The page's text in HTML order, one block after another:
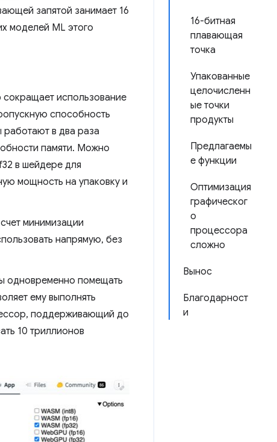
16-битная
плавающая
точка
Упакованные
целочисленн
ые точки
продукты
Предлагаемы
е функции
Оптимизация
графическог
о
процессора
сложно
Вынос
Благодарност
и
запятой занимает 16
моделей ML этого
сокращает использование
способность
работают в два раза
памяти. Можно
в шейдере для
мощность на упаковку и
минимизации
напрямую, без
одновременно помещать
ему выполнять
поддерживающий до
10 триллионов